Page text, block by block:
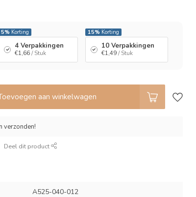
5% Korting
4 Verpakkingen
€1,66 / Stuk
15% Korting
10 Verpakkingen
€1,49 / Stuk
aan winkelwagen
verzonden!
Deel dit product
A525-040-012